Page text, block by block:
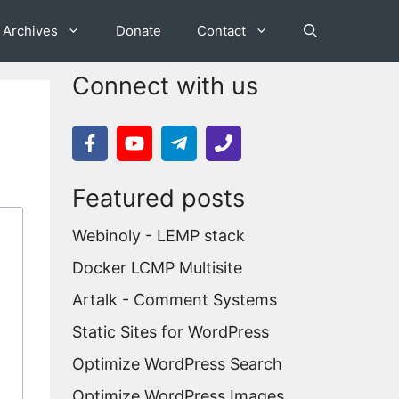
Archives Donate Contact
Connect with us
Featured posts
Webinoly - LEMP stack
Docker LCMP Multisite
Artalk - Comment Systems
Static Sites for WordPress
Optimize WordPress Search